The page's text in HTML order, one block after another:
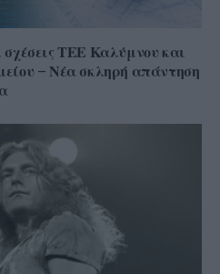
ΤΕΕ Καλύμνου και
– Νέα σκληρή απάντηση